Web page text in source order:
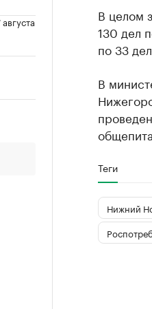
В целом
130 дел
по 33
В
Теги
Нижний